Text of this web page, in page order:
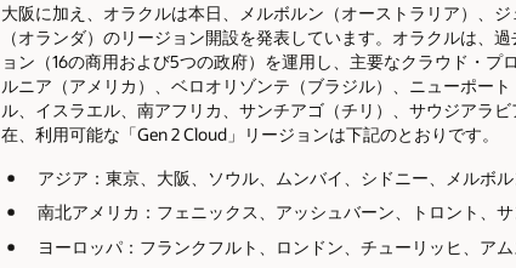
大阪に加え、オラクルは本日、メルボルン（オーストラリア）、
（オランダ）のリージョン開設を発表しています。オラクルは、
ョン（16の商用および5つの政府）を運用し、主要なクラウド・
ルニア（アメリカ）、ベロオリゾンテ（ブラジル）、ニューポー
ル、イスラエル、南アフリカ、サンチアゴ（チリ）、サウジアラ
在、利用可能な「Gen 2 Cloud」リージョンは下記のとおりです。
アジア：東京、大阪、ソウル、ムンバイ、シドニー、メルボ
南北アメリカ：フェニックス、アッシュバーン、トロント、
ヨーロッパ：フランクフルト、ロンドン、チューリッヒ、ア